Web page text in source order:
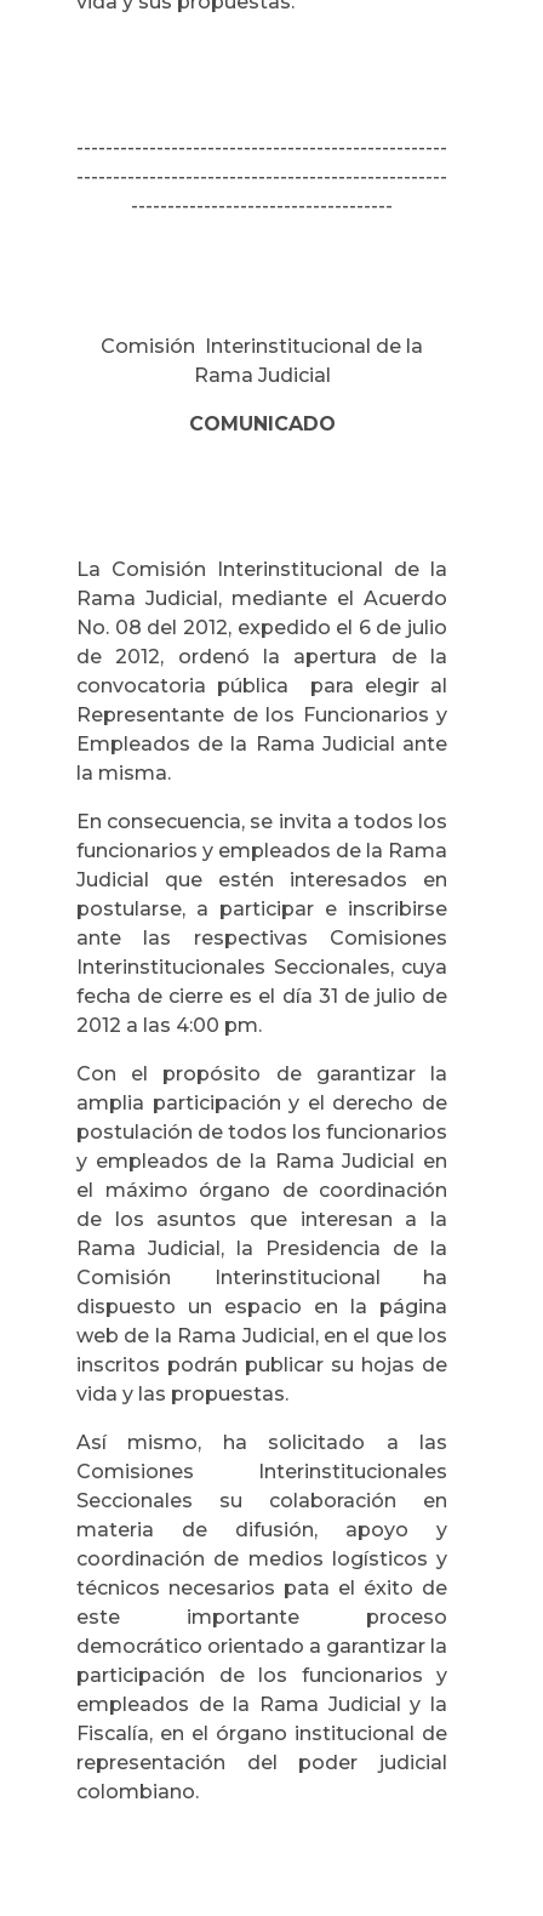
---------------------------------------------------
---------------------------------------------------
------------------------------------
Comisión Interinstitucional de la
Rama Judicial
COMUNICADO
La Comisión Interinstitucional de la
Rama Judicial, mediante el Acuerdo
No. 08 del 2012, expedido el 6 de julio
de 2012, ordenó la apertura de la
convocatoria pública para elegir al
Representante de los Funcionarios y
Empleados de la Rama Judicial ante
la misma.
En consecuencia, se invita a todos los
funcionarios y empleados de la Rama
Judicial que estén interesados en
postularse, a participar e inscribirse
ante las respectivas Comisiones
Interinstitucionales Seccionales, cuya
fecha de cierre es el día 31 de julio de
2012 a las 4:00 pm.
Con el propósito de garantizar la
amplia participación y el derecho de
postulación de todos los funcionarios
y empleados de la Rama Judicial en
el máximo órgano de coordinación
de los asuntos que interesan a la
Rama Judicial, la Presidencia de la
Comisión Interinstitucional ha
dispuesto un espacio en la página
web de la Rama Judicial, en el que los
inscritos podrán publicar su hojas de
vida y las propuestas.
Así mismo, ha solicitado a las
Comisiones Interinstitucionales
Seccionales su colaboración en
materia de difusión, apoyo y
coordinación de medios logísticos y
técnicos necesarios pata el éxito de
este importante proceso
democrático orientado a garantizar la
participación de los funcionarios y
empleados de la Rama Judicial y la
Fiscalía, en el órgano institucional de
representación del poder judicial
colombiano.